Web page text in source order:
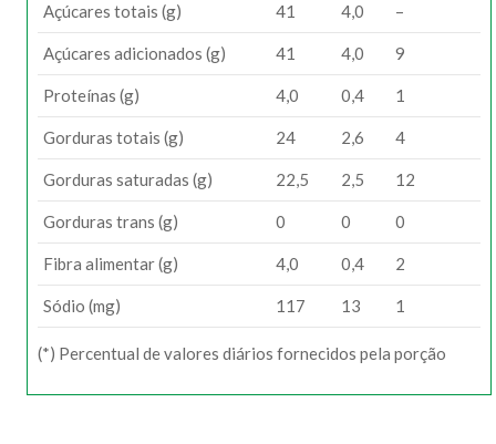
Açúcares totais (g) 41 4,0 –
Açúcares adicionados (g) 41 4,0 9
Proteínas (g) 4,0 0,4 1
Gorduras totais (g) 24 2,6 4
Gorduras saturadas (g) 22,5 2,5 12
Gorduras trans (g) 0 0 0
Fibra alimentar (g) 4,0 0,4 2
Sódio (mg) 117 13 1
(*) Percentual de valores diários fornecidos pela porção